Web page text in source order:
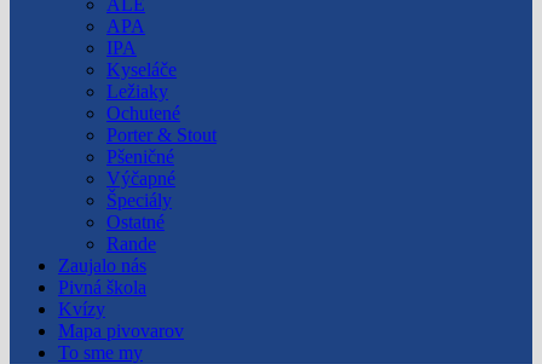
sub
menu
ALE
APA
IPA
Kyseláče
Ležiaky
Ochutené
Porter & Stout
Pšeničné
Výčapné
Špeciály
Ostatné
Rande
Zaujalo nás
Pivná škola
Kvízy
Mapa pivovarov
To sme my